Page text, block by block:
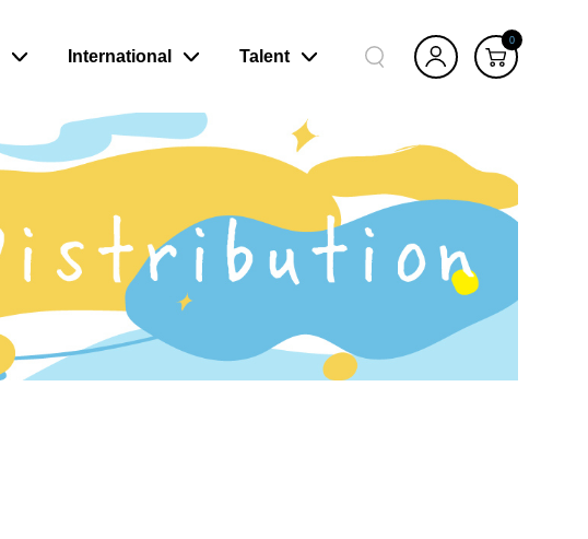
0
International Talent